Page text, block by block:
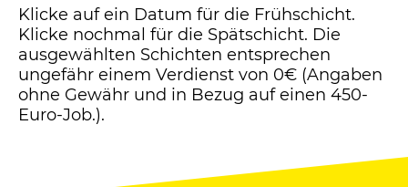
Klicke auf ein Datum für die Frühschicht.
Klicke nochmal für die Spätschicht. Die
ausgewählten Schichten entsprechen
ungefähr einem Verdienst von 0€ (Angaben
ohne Gewähr und in Bezug auf einen 450-
Euro-Job.).